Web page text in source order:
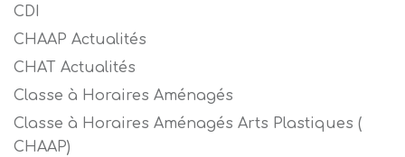
CDI
CHAAP Actualités
CHAT Actualités
Classe à Horaires Aménagés
Classe à Horaires Aménagés Arts Plastiques (
CHAAP)